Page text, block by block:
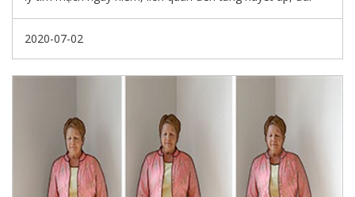
tháo đường, rối loạn mỡ máu, béo phì ít vận động. Đột quỵ
ảnh hưởng nghiêm trọng đến tính mạng, sức khỏe cũng
2020-07-02